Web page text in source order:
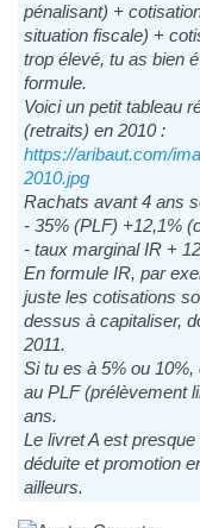
pénalisant) +
situation fiscale) +
trop élevé, tu as bien
formule.
Voici un petit tableau
(retraits) en 2010 :
https://aribaut.com/
2010.jpg
Rachats avant 4 ans
- 35% (PLF) +12,1%
- taux marginal IR +
En formule IR, par
juste les cotisations
dessus à capitaliser,
2011.
Si tu es à 5% ou
au PLF (prélèvement
ans.
Le livret A est
déduite et promotion
ailleurs.